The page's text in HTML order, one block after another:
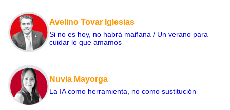
Avelino Tovar Iglesias
Si no es hoy, no habrá mañana / Un verano para
cuidar lo que amamos
Nuvia Mayorga
La IA como herramienta, no como sustitución